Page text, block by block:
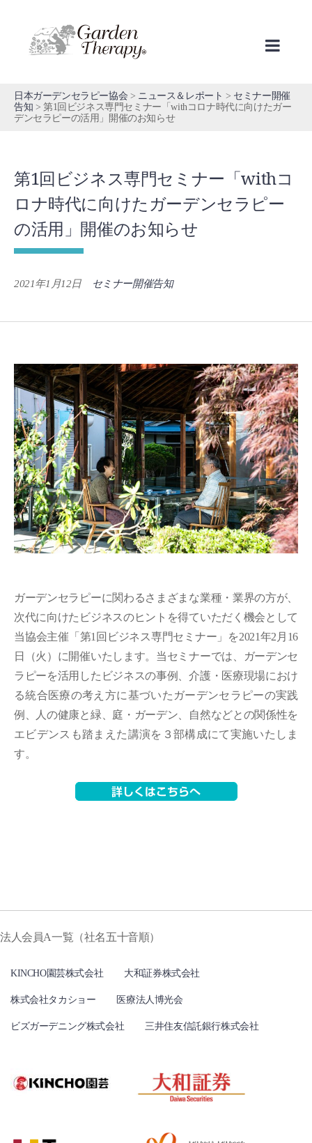
content
日本ガーデンセラピー協会 > ニュース＆レポート > セミナー開催
告知 >第1回ビジネス専門セミナー「withコロナ時代に向けたガー
デンセラピーの活用」開催のお知らせ
第1回ビジネス専門セミナー「withコ
ロナ時代に向けたガーデンセラピー
の活用」開催のお知らせ
2021年1月12日 セミナー開催告知
ガーデンセラピーに関わるさまざまな業種・業界の方が、
次代に向けたビジネスのヒントを得ていただく機会として
当協会主催「第1回ビジネス専門セミナー」を2021年2月16
日（火）に開催いたします。当セミナーでは、ガーデンセ
ラピーを活用したビジネスの事例、介護・医療現場におけ
る統合医療の考え方に基づいたガーデンセラピーの実践
例、人の健康と緑、庭・ガーデン、自然などとの関係性を
エビデンスも踏まえた講演を３部構成にて実施いたしま
す。
法人会員A一覧（社名五十音順）
KINCHO園芸株式会社 大和証券株式会社
株式会社タカショー 医療法人博光会
ビズガーデニング株式会社 三井住友信託銀行株式会社